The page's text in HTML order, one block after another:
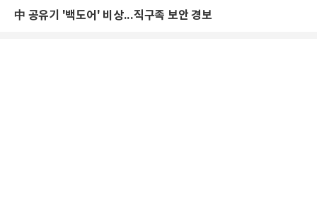
中 공유기 '백도어' 비상...직구족 보안 경보